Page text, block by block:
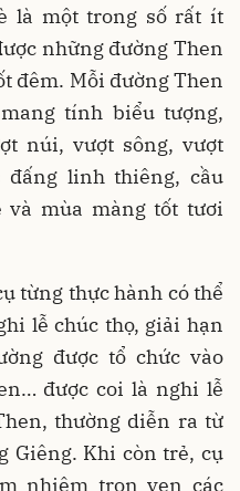
là một trong số rất ít
những đường Then
đêm. Mỗi đường Then
tính biểu tượng,
núi, vượt sông, vượt
linh thiêng, cầu
và mùa màng tốt tươi
từng thực hành có thể
lễ chúc thọ, giải hạn
được tổ chức vào
được coi là nghi lễ
thường diễn ra từ
Giêng. Khi còn trẻ, cụ
nhiệm trọn vẹn các